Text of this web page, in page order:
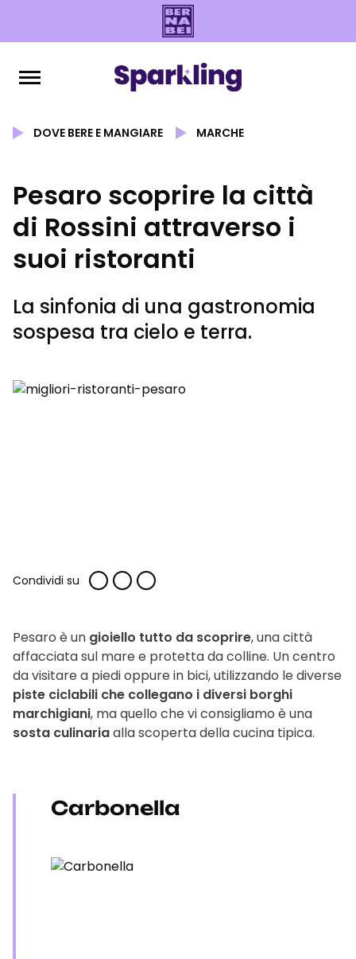
DOVE BERE E MANGIARE MARCHE
Pesaro scoprire la città
di Rossini attraverso i
suoi ristoranti
La sinfonia di una gastronomia
sospesa tra cielo e terra.
Condividi su
Pesaro è un gioiello tutto da scoprire, una città
affacciata sul mare e protetta da colline. Un centro
da visitare a piedi oppure in bici, utilizzando le diverse
piste ciclabili che collegano i diversi borghi
marchigiani, ma quello che vi consigliamo è una
sosta culinariaalla scoperta della cucina tipica.
Carbonella